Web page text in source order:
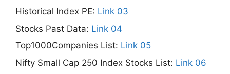
Historical Index PE: Link 03
Stocks Past Data: Link 04
Top1000Companies List: Link 05
Nifty Small Cap 250 Index Stocks List: Link 06